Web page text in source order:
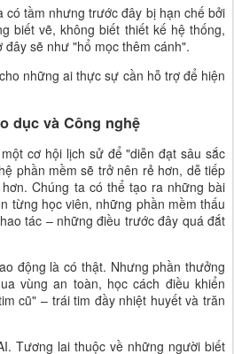
có tầm nhưng trước đây bị hạn chế bởi
biết vẽ, không biết thiết kế hệ thống,
đây sẽ như "hổ mọc thêm cánh".
những ai thực sự cần hỗ trợ để hiện
dục và Công nghệ
cơ hội lịch sử để "diễn đạt sâu sắc
phần mềm sẽ trở nên rẻ hơn, dễ tiếp
Chúng ta có thể tạo ra những bài
từng học viên, những phần mềm thấu
tác – những điều trước đây quá đắt
động là có thật. Nhưng phần thưởng
vùng an toàn, học cách điều khiển
cũ" – trái tim đầy nhiệt huyết và trăn
Tương lai thuộc về những người biết